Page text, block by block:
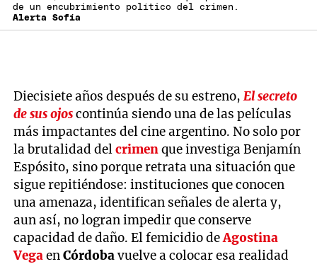
de un encubrimiento político del crimen.
Alerta Sofía
Diecisiete años después de su estreno,El secreto
de sus ojoscontinúa siendo una de las películas
más impactantes del cine argentino. No solo por
la brutalidad delcrimenque investiga Benjamín
Espósito, sino porque retrata una situación que
sigue repitiéndose: instituciones que conocen
una amenaza, identifican señales de alerta y,
aun así, no logran impedir que conserve
capacidad de daño. El femicidio deAgostina
VegaenCórdobavuelve a colocar esa realidad